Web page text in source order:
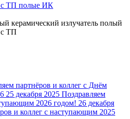
с ТП полые ИК
керамический излучатель полый
ТП
партнёров и коллег с Днём
25 декабря 2025 Поздравляем
2026 годом! 26 декабря
и коллег с наступающим 2025